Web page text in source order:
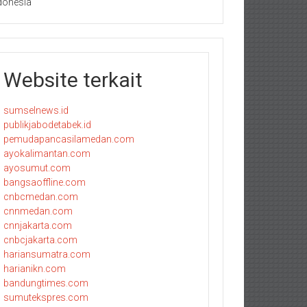
Website terkait
sumselnews.id
publikjabodetabek.id
pemudapancasilamedan.com
ayokalimantan.com
ayosumut.com
bangsaoffline.com
cnbcmedan.com
cnnmedan.com
cnnjakarta.com
cnbcjakarta.com
hariansumatra.com
harianikn.com
bandungtimes.com
sumutekspres.com